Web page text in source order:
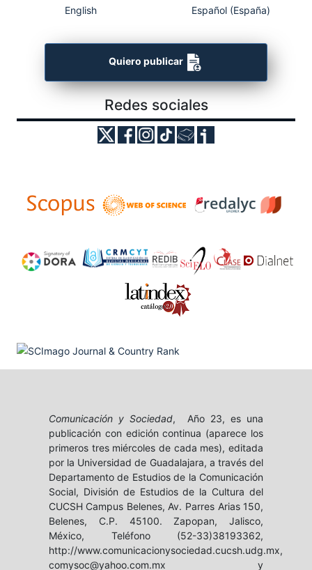
English Español (España)
Quiero publicar
Redes sociales
Comunicación y Sociedad, Año 23, es una
publicación con edición continua (aparece los
primeros tres miércoles de cada mes), editada
por la Universidad de Guadalajara, a través del
Departamento de Estudios de la Comunicación
Social, División de Estudios de la Cultura del
CUCSH Campus Belenes, Av. Parres Arias 150,
Belenes, C.P. 45100. Zapopan, Jalisco,
México, Teléfono (52-33)38193362,
http://www.comunicacionysociedad.cucsh.udg.mx,
comysoc@yahoo.com.mx y